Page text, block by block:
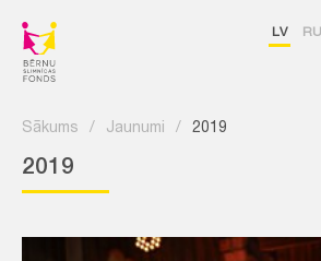
LV RU
Sākums / Jaunumi / 2019
2019